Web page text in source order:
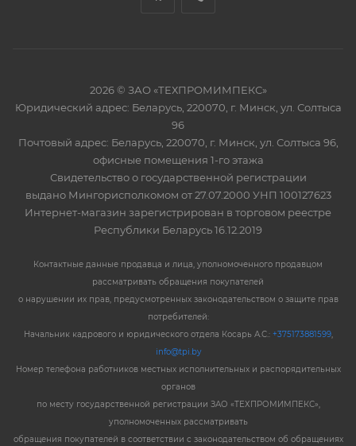
2026 © ЗАО «ТЕХПРОМИМПЕКС»
Юридический адрес: Беларусь, 220070, г. Минск, ул. Солтыса
96
Почтовый адрес: Беларусь, 220070, г. Минск, ул. Солтыса 96,
офисные помещения 1-го этажа
Свидетельство о государственной регистрации
выдано Мингорисполкомом от 27.07.2000 УНП 100127623
Интернет-магазин зарегистрирован в торговом реестре
Республики Беларусь 16.12.2019
Контактные данные продавца и лица, уполномоченного продавцом
рассматривать обращения покупателей
о нарушении их прав, предусмотренных законодательством о защите прав
потребителей:
Начальник кадрового и юридического отдела Косарь А.С.: +375173881599,
info@tpi.by
Номер телефона работников местных исполнительных и распорядительных
органов
по месту государственной регистрации ЗАО «ТЕХПРОМИМПЕКС»,
уполномоченных рассматривать
обращения покупателей в соответствии с законодательством об обращениях